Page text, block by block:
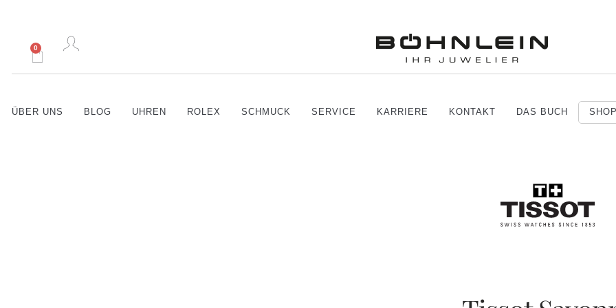
0
ÜBER UNS BLOG UHREN ROLEX SCHMUCK SERVICE KARRIERE KONTAKT DAS BUCH